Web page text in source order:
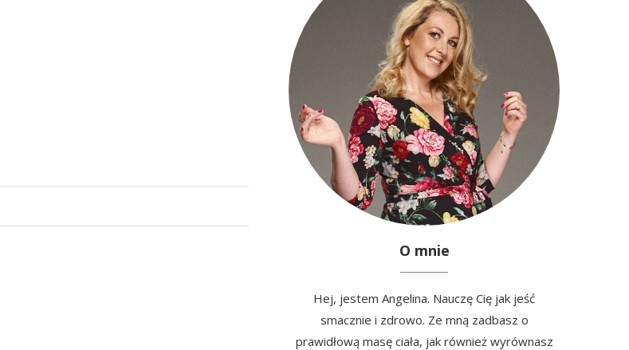
O mnie
Hej, jestem Angelina. Nauczę Cię jak jeść
smacznie i zdrowo. Ze mną zadbasz o
prawidłową masę ciała, jak również wyrównasz